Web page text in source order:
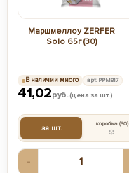
Маршмеллоу ZERFER
Solo 65г (30)
41,02руб.(цена за шт.)
-
за шт. коробка(30)
В наличии много арт. РРМ817